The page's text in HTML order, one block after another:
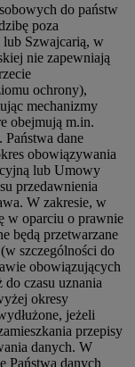
do państw
poza
lub Szwajcarią, w
nie zapewniają
ochrony),
mechanizmy
obejmują m.in.
dane
obowiązywania
lub Umowy
przedawnienia
W zakresie, w
w oparciu o prawnie
będą przetwarzane
szczególności do
obowiązujących
czasu uznania
okresy
jeżeli
przepisy
danych. W
Państwa danych